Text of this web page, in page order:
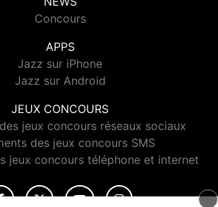
Concours
APPS
Jazz sur iPhone
Jazz sur Android
JEUX CONCOURS
jeux concours réseaux sociaux
des jeux concours SMS
jeux concours téléphone et internet